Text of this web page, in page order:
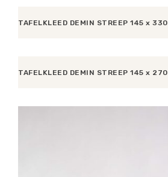
TAFELKLEED DEMIN STREEP 145 x 330
TAFELKLEED DEMIN STREEP 145 x 270